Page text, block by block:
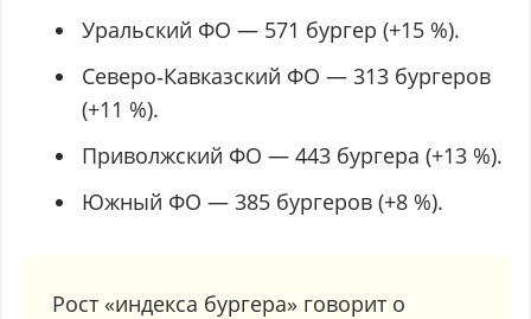
Уральский ФО — 571 бургер (+15 %).
Северо‑Кавказский ФО — 313 бургеров
(+11 %).
Приволжский ФО — 443 бургера (+13 %).
Южный ФО — 385 бургеров (+8 %).
Рост «индекса бургера» говорит о